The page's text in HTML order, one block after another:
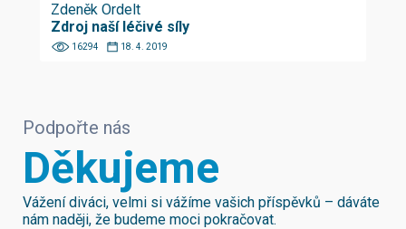
Zdeněk Ordelt
Zdroj naší léčivé síly
16294 18. 4. 2019
Podpořte nás
Děkujeme
Vážení diváci, velmi si vážíme vašich příspěvků – dáváte
nám naději, že budeme moci pokračovat.